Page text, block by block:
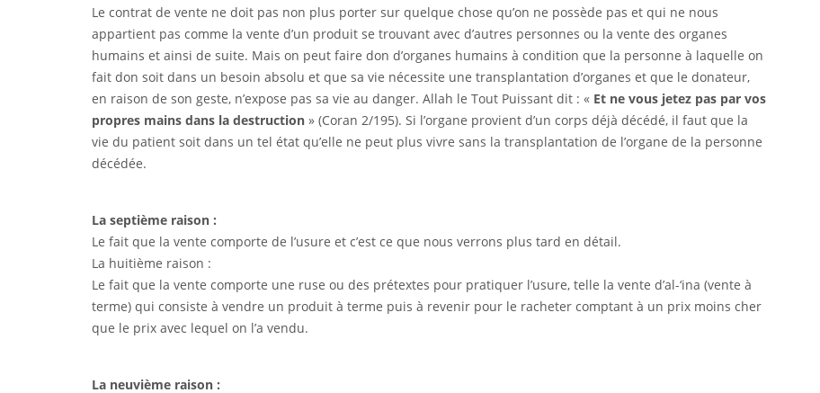
Le contrat de vente ne doit pas non plus porter sur quelque chose qu’on ne possède pas et qui ne nous
appartient pas comme la vente d’un produit se trouvant avec d’autres personnes ou la vente des organes
humains et ainsi de suite. Mais on peut faire don d’organes humains à condition que la personne à laquelle on
fait don soit dans un besoin absolu et que sa vie nécessite une transplantation d’organes et que le donateur,
en raison de son geste, n’expose pas sa vie au danger. Allah le Tout Puissant dit : « Et ne vous jetez pas par vos
propres mains dans la destruction » (Coran 2/195). Si l’organe provient d’un corps déjà décédé, il faut que la
vie du patient soit dans un tel état qu’elle ne peut plus vivre sans la transplantation de l’organe de la personne
décédée.
La septième raison :
Le fait que la vente comporte de l’usure et c’est ce que nous verrons plus tard en détail.
La huitième raison :
Le fait que la vente comporte une ruse ou des prétextes pour pratiquer l’usure, telle la vente d’al-‘ina (vente à
terme) qui consiste à vendre un produit à terme puis à revenir pour le racheter comptant à un prix moins cher
que le prix avec lequel on l’a vendu.
La neuvième raison :